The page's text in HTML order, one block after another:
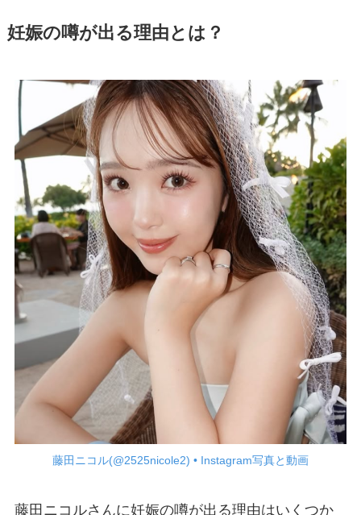
妊娠の噂が出る理由とは？
藤田ニコル(@2525nicole2) • Instagram写真と動画
藤田ニコルさんに妊娠の噂が出る理由はいくつか